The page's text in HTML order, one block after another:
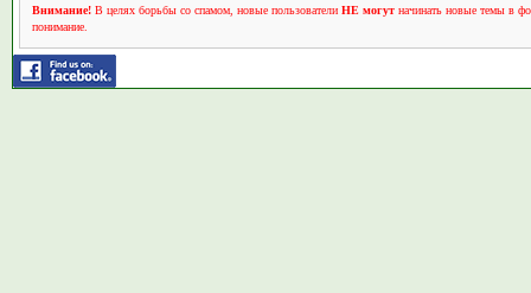
Внимание!В целях борьбы со спамом, новые пользователи НЕ могутначинать новые темы в
понимание.